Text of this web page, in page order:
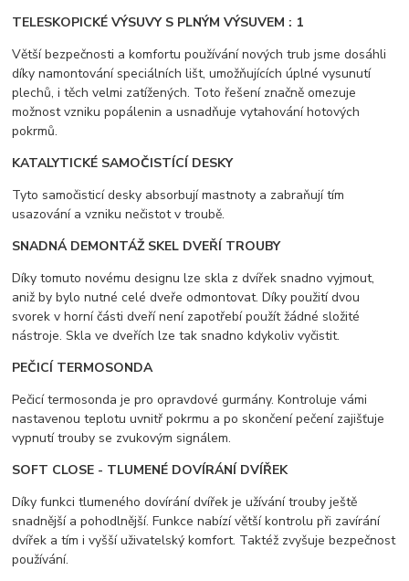
TELESKOPICKÉ VÝSUVY S PLNÝM VÝSUVEM : 1
Větší bezpečnosti a komfortu používání nových trub jsme dosáhli
díky namontování speciálních lišt, umožňujících úplné vysunutí
plechů, i těch velmi zatížených. Toto řešení značně omezuje
možnost vzniku popálenin a usnadňuje vytahování hotových
pokrmů.
KATALYTICKÉ SAMOČISTÍCÍ DESKY
Tyto samočisticí desky absorbují mastnoty a zabraňují tím
usazování a vzniku nečistot v troubě.
SNADNÁ DEMONTÁŽ SKEL DVEŘÍ TROUBY
Díky tomuto novému designu lze skla z dvířek snadno vyjmout,
aniž by bylo nutné celé dveře odmontovat. Díky použití dvou
svorek v horní části dveří není zapotřebí použít žádné složité
nástroje. Skla ve dveřích lze tak snadno kdykoliv vyčistit.
PEČICÍ TERMOSONDA
Pečicí termosonda je pro opravdové gurmány. Kontroluje vámi
nastavenou teplotu uvnitř pokrmu a po skončení pečení zajišťuje
vypnutí trouby se zvukovým signálem.
SOFT CLOSE - TLUMENÉ DOVÍRÁNÍ DVÍŘEK
Díky funkci tlumeného dovírání dvířek je užívání trouby ještě
snadnější a pohodlnější. Funkce nabízí větší kontrolu při zavírání
dvířek a tím i vyšší uživatelský komfort. Taktéž zvyšuje bezpečnost
používání.